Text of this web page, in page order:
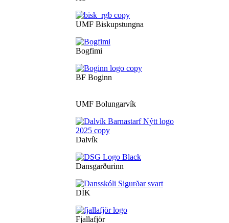
UMF Biskupstungna
Bogfimi
BF Boginn
UMF Bolungarvík
Dalvík
Dansgarðurinn
DÍK
Fjallafjör